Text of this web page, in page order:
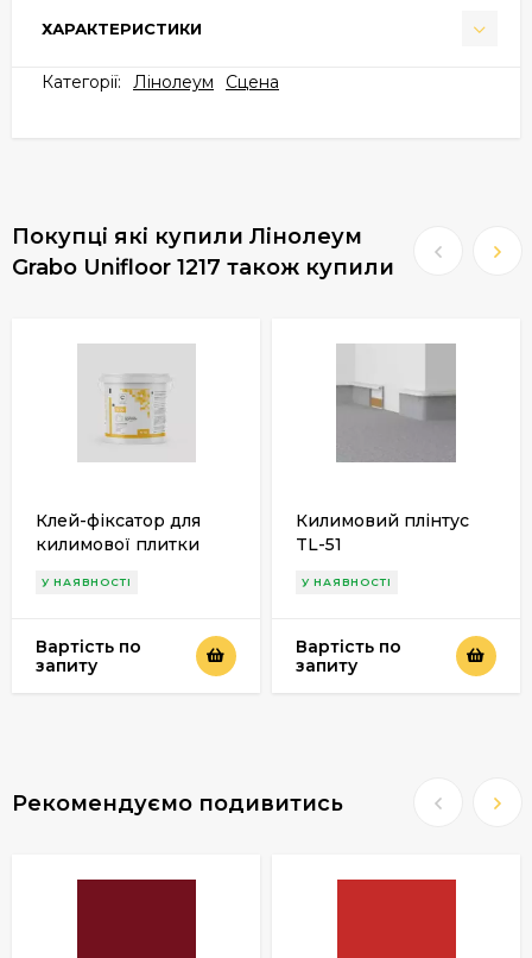
ХАРАКТЕРИСТИКИ
Категорії: Лінолеум Cцена
Покупці які купили Лінолеум
Grabo Unifloor 1217 також купили
Клей-фіксатор для
килимової плитки
У НАЯВНОСТІ
Вартість по
запиту
Килимовий плінтус
TL-51
У НАЯВНОСТІ
Вартість по
запиту
Рекомендуємо подивитись